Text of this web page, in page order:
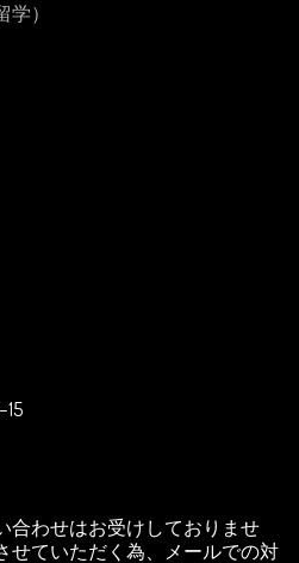
）
合わせはお受けしておりませ
せていただく為、メールでの対